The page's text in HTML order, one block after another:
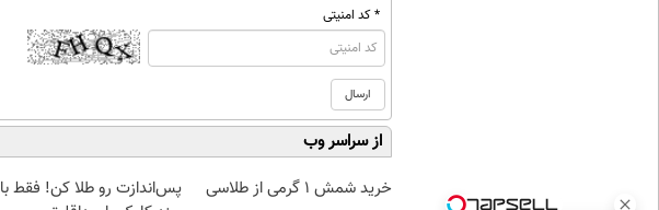
* کد امنیتی
از سراسر وب
خرید شمش 1 گرمی از طلاسی
پس‌اندازت رو طلا کن! فقط با